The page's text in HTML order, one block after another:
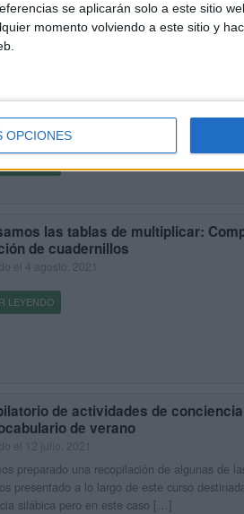
se aplicarán solo a este sitio
momento volviendo a este sitio y
OPCIONES
MATERIALES
el 11 abril, 2022
PARA TRABAJAR LAS
lógica de deducción que consiste, a
en volver explícita […]
las tablas de multiplicar:
de cuadernillos
el 4 agosto, 2021
LEYENDO
de actividades de
de verano
preparado una recopilación de algunas de
presentado a lo largo de este curso
silábica pero en este caso […]